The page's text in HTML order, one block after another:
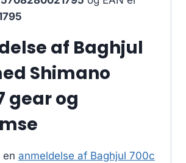
af Baghjul
Shimano
gear og
en anmeldelse af Baghjul 700c